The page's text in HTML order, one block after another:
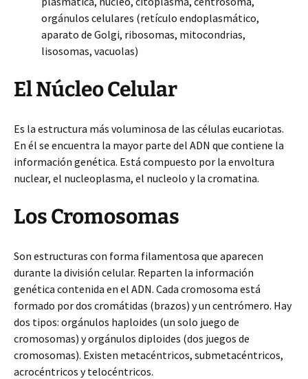
orgánulos celulares (retículo endoplasmático,
aparato de Golgi, ribosomas, mitocondrias,
lisosomas, vacuolas)
El Núcleo Celular
Es la estructura más voluminosa de las células eucariotas.
En él se encuentra la mayor parte del ADN que contiene la
información genética. Está compuesto por la envoltura
nuclear, el nucleoplasma, el nucleolo y la cromatina.
Los Cromosomas
Son estructuras con forma filamentosa que aparecen
durante la división celular. Reparten la información
genética contenida en el ADN. Cada cromosoma está
formado por dos cromátidas (brazos) y un centrómero. Hay
dos tipos: orgánulos haploides (un solo juego de
cromosomas) y orgánulos diploides (dos juegos de
cromosomas). Existen metacéntricos, submetacéntricos,
acrocéntricos y telocéntricos.